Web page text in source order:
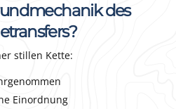
des
stillen Kette:
Einordnung